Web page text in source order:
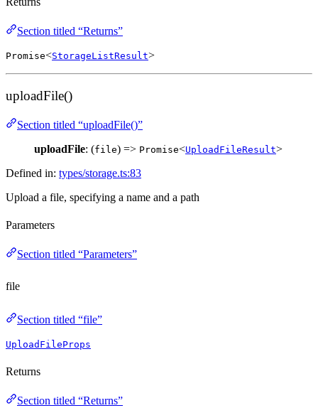
Section titled “Returns”
Promise<StorageListResult>
uploadFile()
Section titled “uploadFile()”
uploadFile: (file) => Promise<UploadFileResult>
Defined in: types/storage.ts:83
Upload a file, specifying a name and a path
Parameters
Section titled “Parameters”
file
Section titled “file”
UploadFileProps
Returns
Section titled “Returns”